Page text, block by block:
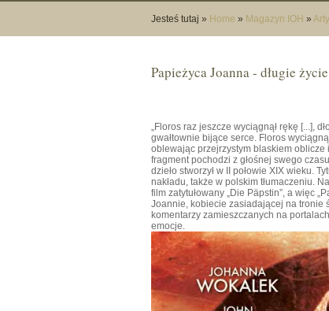
Jesteś tutaj » Home » Magazyn IOH »
Papieżyca Joanna - długie
„Floros raz jeszcze wyciągnął rękę [...],
gwałtownie bijące serce. Floros
oblewając przejrzystym blaskiem
fragment pochodzi z głośnej swego
dzieło stworzył w II połowie XIX wieku.
nakładu, także w polskim tłumaczeniu.
film zatytułowany „Die Päpstin”, a więc
Joannie, kobiecie zasiadającej na tronie
komentarzy zamieszczanych na
emocje.